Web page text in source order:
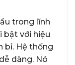
trong lĩnh
bật với hiệu
bỉ. Hệ thống
dàng. Nó